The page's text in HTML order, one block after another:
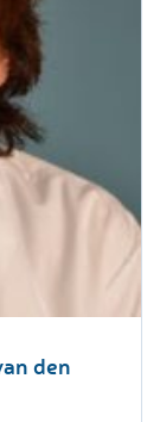
den